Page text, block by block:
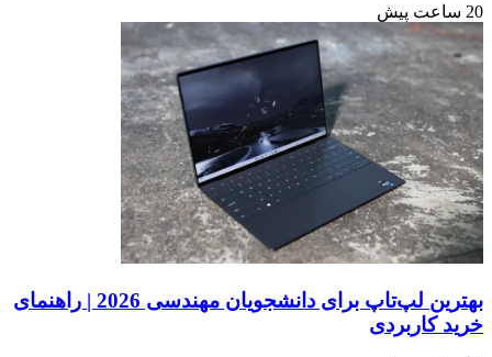
20 ساعت پیش
بهترین لپ‌تاپ برای دانشجویان مهندسی 2026 | راهنمای
خرید کاربردی